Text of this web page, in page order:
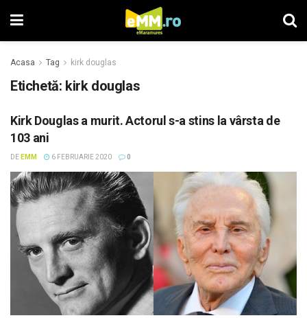
Acasa Tag kirk douglas
Etichetă: kirk douglas
Kirk Douglas a murit. Actorul s-a stins la vârsta de
103 ani
DE EMM 6 FEBRUARIE 2020 0